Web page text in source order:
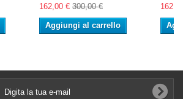
162,00 € 300,00 €
Aggiungi al carrello